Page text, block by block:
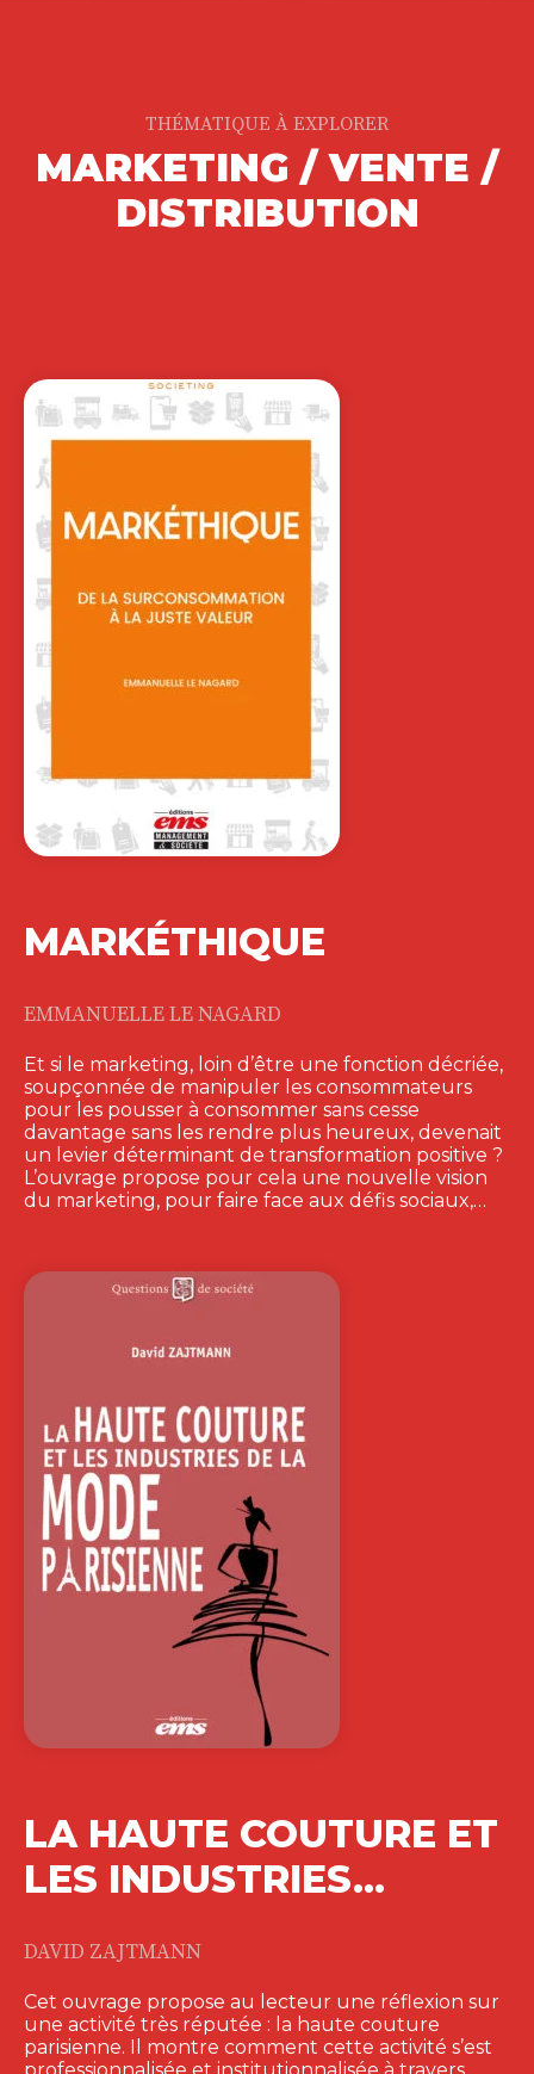
MARCHÉS ET
INSTRUMENTS
beaucoup de transformations…
THÉMATIQUE À EXPLORER
MARKETING / VENTE /
DISTRIBUTION
MARKÉTHIQUE
EMMANUELLE LE NAGARD
Et si le marketing, loin d’être une fonction décriée,
soupçonnée de manipuler les consommateurs
pour les pousser à consommer sans cesse
davantage sans les rendre plus heureux, devenait
un levier déterminant de transformation positive ?
L’ouvrage propose pour cela une nouvelle vision
du marketing, pour faire face aux défis sociaux,…
LA HAUTE COUTURE ET
LES INDUSTRIES…
DAVID ZAJTMANN
Cet ouvrage propose au lecteur une réflexion sur
une activité très réputée : la haute couture
parisienne. Il montre comment cette activité s’est
professionnalisée et institutionnalisée à travers